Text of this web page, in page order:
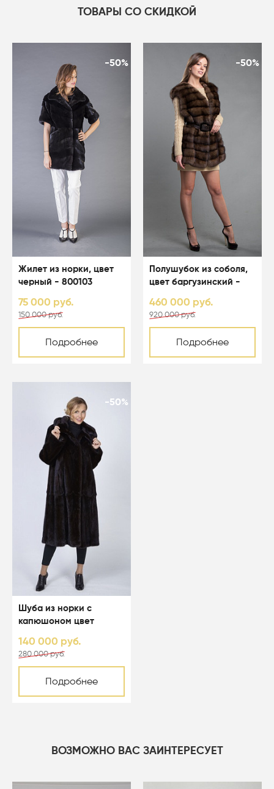
ТОВАРЫ СО СКИДКОЙ
-50%
Жилет из норки, цвет
черный - 800103
75 000 руб.
150 000 руб.
Подробнее
-50%
Полушубок из соболя,
цвет баргузинский -
460 000 руб.
920 000 руб.
Подробнее
-50%
Шуба из норки с
капюшоном цвет
140 000 руб.
280 000 руб.
Подробнее
ВОЗМОЖНО ВАС ЗАИНТЕРЕСУЕТ